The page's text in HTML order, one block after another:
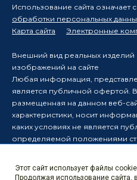
Использование сайта означает
обработки персональных
Карта сайта
Электронные
Внешний вид реальных изделий
изображений на сайте
Любая информация,
является публичной офертой.
размещенная на данном веб-
характеристики, носит
каких условиях не является
определяемой положениями
Производитель оставляет за
порядке вносить изменения в
Этот сайт использует файлы
Продолжая использование сайта,